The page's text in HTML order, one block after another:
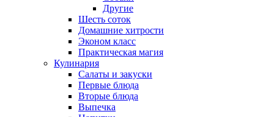
Другие
Шесть соток
Домашние хитрости
Эконом класс
Практическая магия
Кулинария
Салаты и закуски
Первые блюда
Вторые блюда
Выпечка